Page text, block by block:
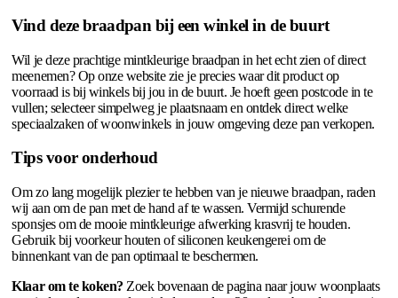
Vind deze braadpan bij een winkel in de buurt
Wil je deze prachtige mintkleurige braadpan in het echt zien of direct
meenemen? Op onze website zie je precies waar dit product op
voorraad is bij winkels bij jou in de buurt. Je hoeft geen postcode in te
vullen; selecteer simpelweg je plaatsnaam en ontdek direct welke
speciaalzaken of woonwinkels in jouw omgeving deze pan verkopen.
Tips voor onderhoud
Om zo lang mogelijk plezier te hebben van je nieuwe braadpan, raden
wij aan om de pan met de hand af te wassen. Vermijd schurende
sponsjes om de mooie mintkleurige afwerking krasvrij te houden.
Gebruik bij voorkeur houten of siliconen keukengerei om de
binnenkant van de pan optimaal te beschermen.
Klaar om te koken? Zoek bovenaan de pagina naar jouw woonplaats